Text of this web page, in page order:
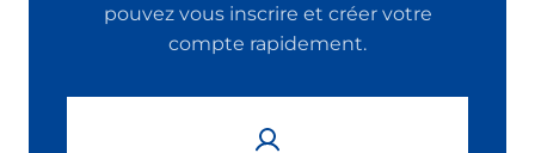
pouvez vous inscrire et créer votre
compte rapidement.